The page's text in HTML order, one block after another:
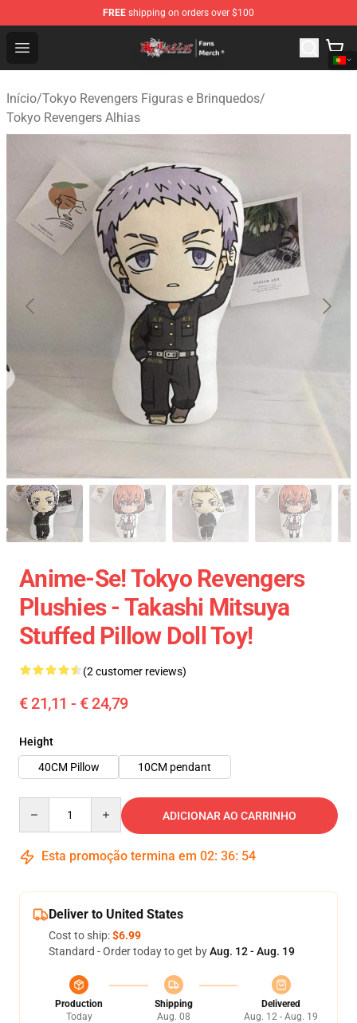
FREE shipping on orders over $100
Open menu
Tokyo Revengers Store - Official Tokyo Revengers
Início/Tokyo Revengers Figuras e Brinquedos/
Tokyo Revengers Alhias
Anime-Se! Tokyo Revengers
Plushies - Takashi Mitsuya
Stuffed Pillow Doll Toy!
(2 customer reviews)
€ 21,11 - € 24,79
Height
40CM Pillow
10CM pendant
ADICIONAR AO CARRINHO
Esta promoção termina em 02: 36: 54
Deliver to United States
Cost to ship:$6.99
Standard - Order today to get byAug. 12 - Aug. 19
Production
Today
Shipping
Aug. 08
Delivered
Aug. 12 - Aug. 19